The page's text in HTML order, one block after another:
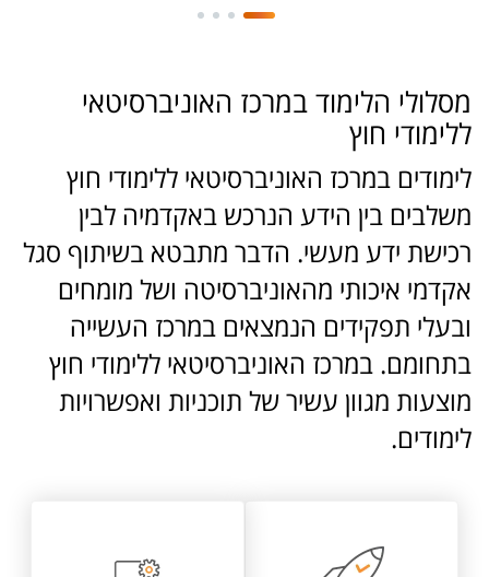
מסלולי הלימוד במרכז האוניברסיטאי
ללימודי חוץ
לימודים במרכז האוניברסיטאי ללימודי חוץ
משלבים בין הידע הנרכש באקדמיה לבין
רכישת ידע מעשי. הדבר מתבטא בשיתוף סגל
אקדמי איכותי מהאוניברסיטה ושל מומחים
ובעלי תפקידים הנמצאים במרכז העשייה
בתחומם. במרכז האוניברסיטאי ללימודי חוץ
מוצעות מגוון עשיר של תוכניות ואפשרויות
לימודים.